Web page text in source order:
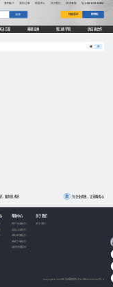
我的账户 我的订单 帮助中心 关于我们 在线客服 400-853-8859
搜索 快速报价 购物车
决方案 揭榜挂帅 智刀商学院 供应商合作
，服务技术好 为企业省钱，让采购省心
帮助中心
用户注册指引
企业认证指引
非标定制指引
商城下单指引
关于我们
关于我们
Copyright © 2025 智刀云版权所有 苏ICP备2023025443号-3